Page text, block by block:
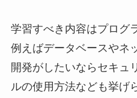
学習すべき内容はプログ
例えばデータベースやネ
開発がしたいならセキュ
ルの使用方法なども挙げ